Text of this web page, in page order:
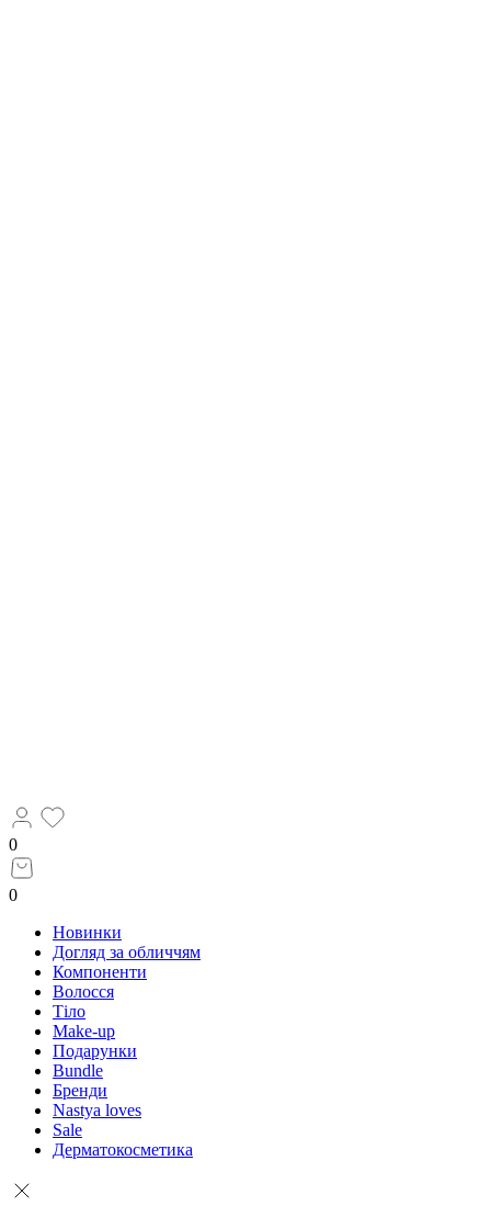
0
0
Новинки
Догляд за обличчям
Компоненти
Волосся
Тіло
Make-up
Подарунки
Bundle
Бренди
Nastya loves
Sale
Дерматокосметика